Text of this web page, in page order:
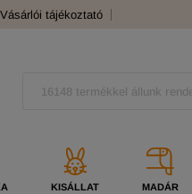
Vásárlói tájékoztató
KISÁLLAT MADÁR